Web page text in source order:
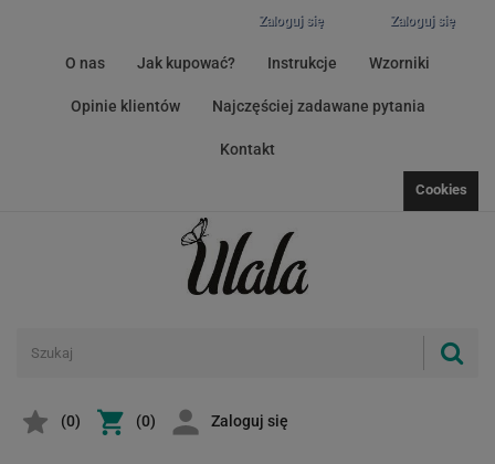
Zaloguj się
Zaloguj się
O nas Jak kupować? Instrukcje Wzorniki
Opinie klientów Najczęściej zadawane pytania
Kontakt
Cookies
(0) (0) Zaloguj się